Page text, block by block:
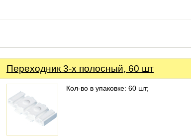
Переходник 3-х полосный, 60 шт
Кол-во в упаковке: 60 шт;